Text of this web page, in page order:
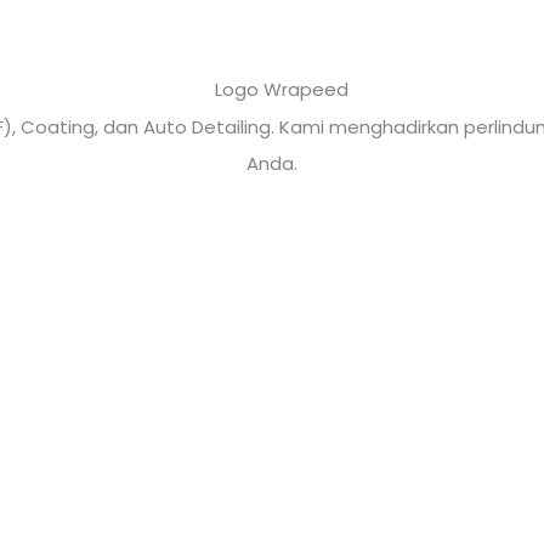
Coating, dan Auto Detailing. Kami menghadirkan
Anda.